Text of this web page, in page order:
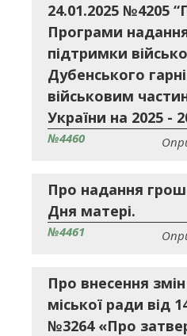
24.01.2025 №4205
Програми
підтримки
Дубенського
військовим
України на 2025 -
№4460
Про надання
Дня матері.
№4461
Про внесення
міської ради від
№3264 «Про